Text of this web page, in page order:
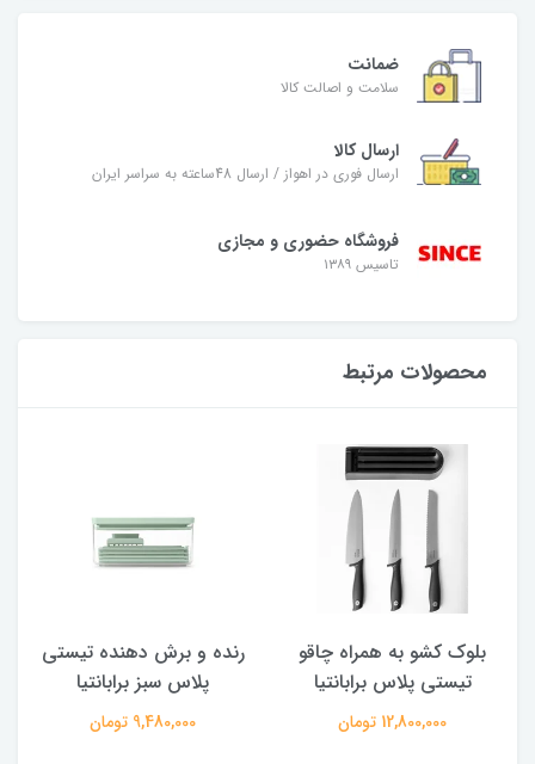
ضمانت
سلامت و اصالت کالا
ارسال کالا
ارسال فوری در اهواز / ارسال 48ساعته به سراسر ایران
فروشگاه حضوری و مجازی
تاسیس ۱۳۸۹
محصولات مرتبط
بلوک کشو به همراه چاقو
تیستی پلاس برابانتیا
12,800,000 تومان
رنده و برش دهنده تیستی
پلاس سبز برابانتیا
9,480,000 تومان